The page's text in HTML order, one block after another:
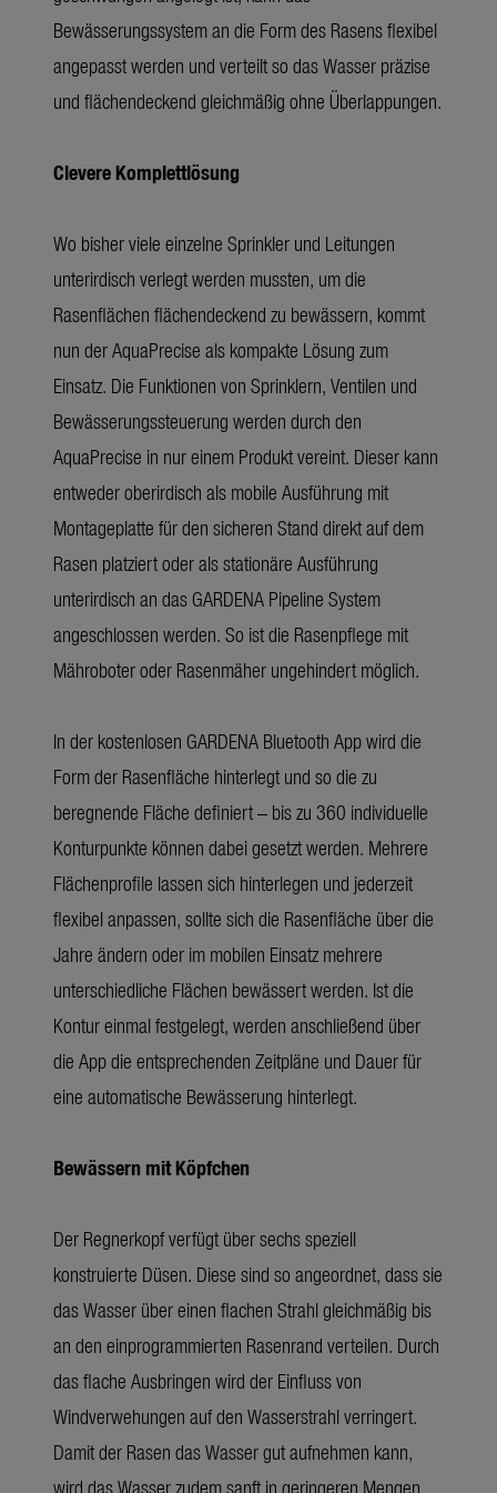
Bewässerungssystem an die Form des Rasens flexibel
angepasst werden und verteilt so das Wasser präzise
und flächendeckend gleichmäßig ohne Überlappungen.
Clevere Komplettlösung
Wo bisher viele einzelne Sprinkler und Leitungen
unterirdisch verlegt werden mussten, um die
Rasenflächen flächendeckend zu bewässern, kommt
nun der AquaPrecise als kompakte Lösung zum
Einsatz. Die Funktionen von Sprinklern, Ventilen und
Bewässerungssteuerung werden durch den
AquaPrecise in nur einem Produkt vereint. Dieser kann
entweder oberirdisch als mobile Ausführung mit
Montageplatte für den sicheren Stand direkt auf dem
Rasen platziert oder als stationäre Ausführung
unterirdisch an das GARDENA Pipeline System
angeschlossen werden. So ist die Rasenpflege mit
Mähroboter oder Rasenmäher ungehindert möglich.
In der kostenlosen GARDENA Bluetooth App wird die
Form der Rasenfläche hinterlegt und so die zu
beregnende Fläche definiert – bis zu 360 individuelle
Konturpunkte können dabei gesetzt werden. Mehrere
Flächenprofile lassen sich hinterlegen und jederzeit
flexibel anpassen, sollte sich die Rasenfläche über die
Jahre ändern oder im mobilen Einsatz mehrere
unterschiedliche Flächen bewässert werden. Ist die
Kontur einmal festgelegt, werden anschließend über
die App die entsprechenden Zeitpläne und Dauer für
eine automatische Bewässerung hinterlegt.
Bewässern mit Köpfchen
Der Regnerkopf verfügt über sechs speziell
konstruierte Düsen. Diese sind so angeordnet, dass sie
das Wasser über einen flachen Strahl gleichmäßig bis
an den einprogrammierten Rasenrand verteilen. Durch
das flache Ausbringen wird der Einfluss von
Windverwehungen auf den Wasserstrahl verringert.
Damit der Rasen das Wasser gut aufnehmen kann,
wird das Wasser zudem sanft in geringeren Mengen